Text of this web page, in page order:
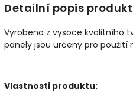
Detailní popis
Vyrobeno z vysoce kvalitního
panely jsou určeny pro použití
Vlastnosti produktu: